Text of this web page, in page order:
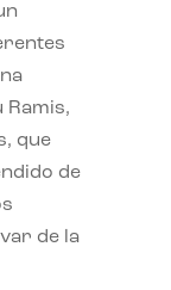
Ramis,
que
de
de la